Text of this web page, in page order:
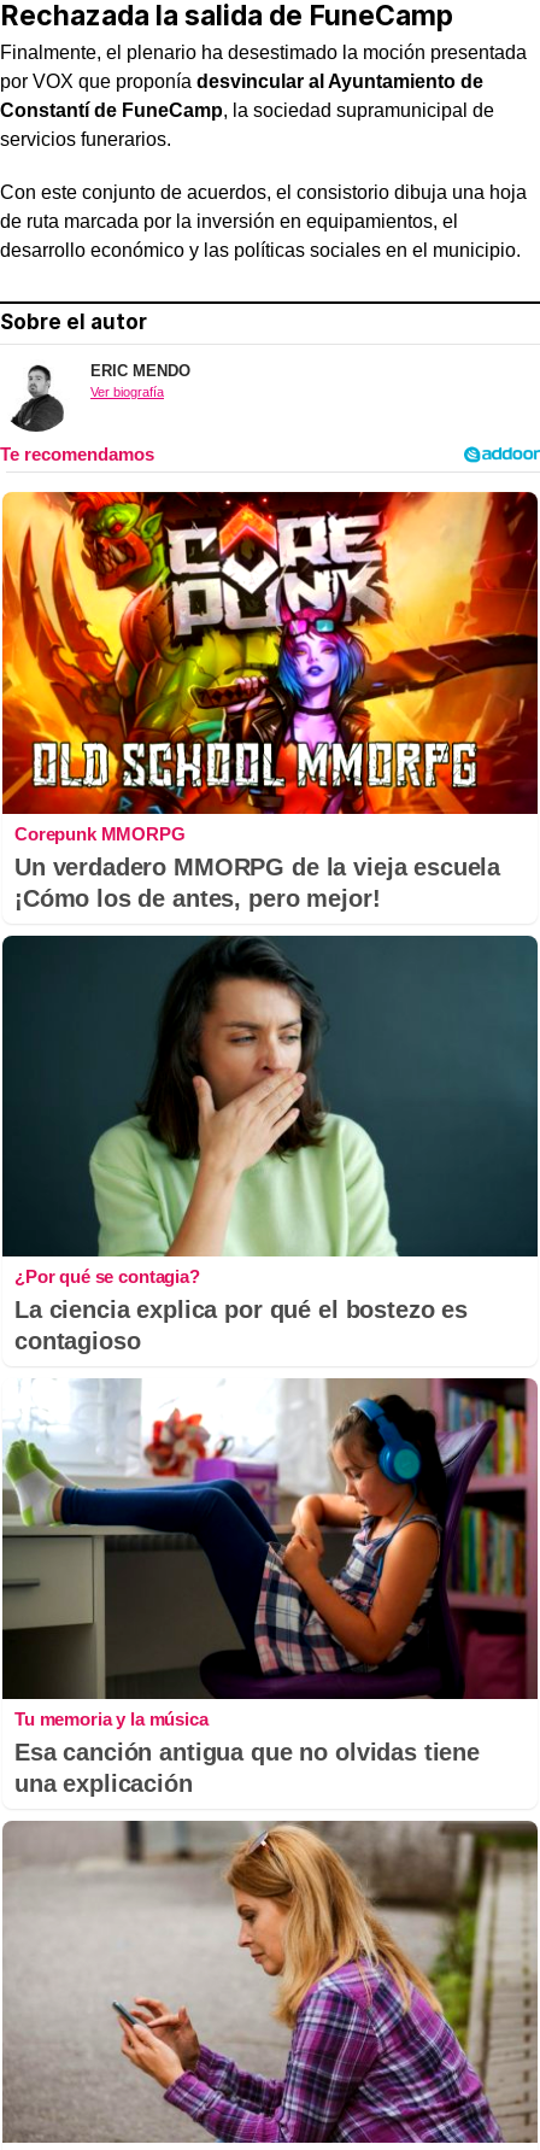
Rechazada la salida de FuneCamp
Finalmente, el plenario ha desestimado la moción presentada
por VOX que proponía desvincular al Ayuntamiento de
Constantí de FuneCamp, la sociedad supramunicipal de
servicios funerarios.
Con este conjunto de acuerdos, el consistorio dibuja una hoja
de ruta marcada por la inversión en equipamientos, el
desarrollo económico y las políticas sociales en el municipio.
Sobre el autor
ERIC MENDO
Ver biografía
Corepunk MMORPG
Un verdadero MMORPG de la vieja escuela
¡Cómo los de antes, pero mejor!
¿Por qué se contagia?
La ciencia explica por qué el bostezo es
contagioso
Tu memoria y la música
Esa canción antigua que no olvidas tiene
una explicación